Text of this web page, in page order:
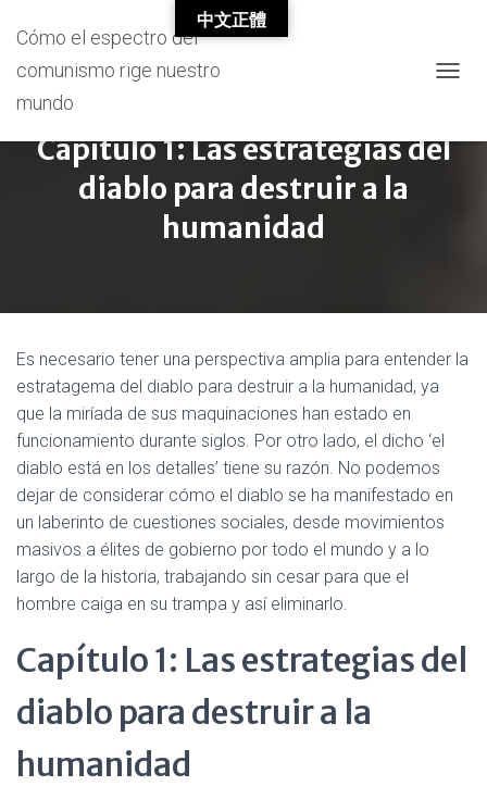
Cómo el espectro del
comunismo rige nuestro
mundo
G
A
I
Capítulo 1: Las estrategias del
diablo para destruir a la
humanidad
Es necesario tener una perspectiva amplia para entender la
estratagema del diablo para destruir a la humanidad, ya
que la miríada de sus maquinaciones han estado en
funcionamiento durante siglos. Por otro lado, el dicho ‘el
diablo está en los detalles’ tiene su razón. No podemos
dejar de considerar cómo el diablo se ha manifestado en
un laberinto de cuestiones sociales, desde movimientos
masivos a élites de gobierno por todo el mundo y a lo
largo de la historia, trabajando sin cesar para que el
hombre caiga en su trampa y así eliminarlo.
Capítulo 1: Las estrategias del
diablo para destruir a la
humanidad
中文正體